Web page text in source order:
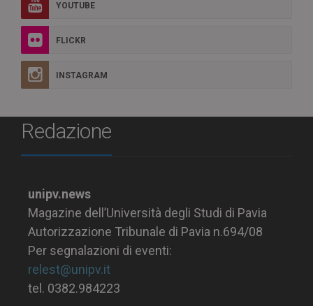
YOUTUBE
FLICKR
INSTAGRAM
Redazione
unipv.news
Magazine dell’Università degli Studi di Pavia
Autorizzazione Tribunale di Pavia n.694/08
Per segnalazioni di eventi:
relest@unipv.it
tel. 0382.984223